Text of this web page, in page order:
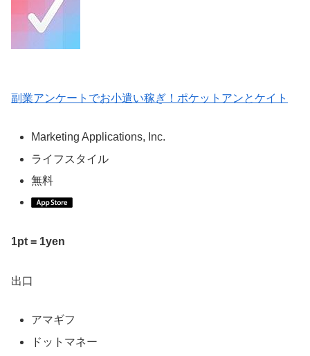
副業アンケートでお小遣い稼ぎ！ポケットアンとケイト
Marketing Applications, Inc.
ライフスタイル
無料
1pt = 1yen
出口
アマギフ
ドットマネー